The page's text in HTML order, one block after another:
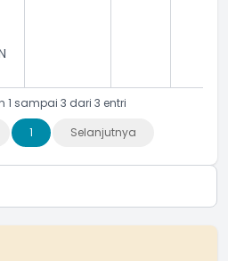
1 sampai 3 dari 3 entri
1 Selanjutnya